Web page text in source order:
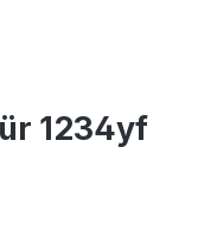
1234yf